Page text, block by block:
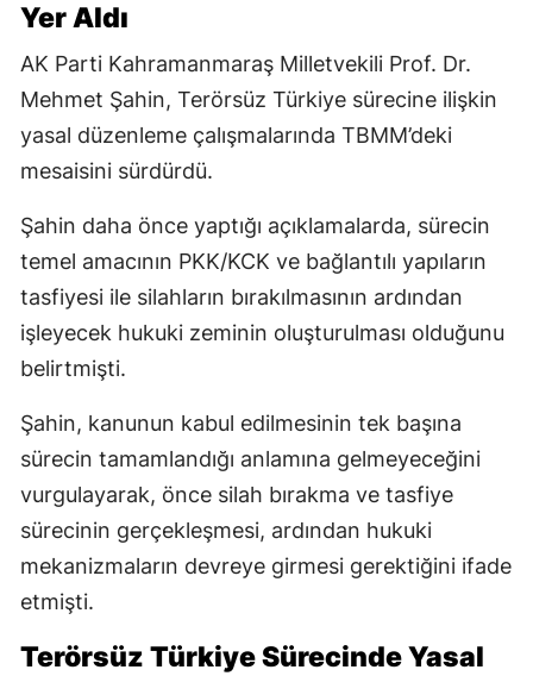
Yer Aldı
AK Parti Kahramanmaraş Milletvekili Prof. Dr.
Mehmet Şahin, Terörsüz Türkiye sürecine ilişkin
yasal düzenleme çalışmalarında TBMM’deki
mesaisini sürdürdü.
Şahin daha önce yaptığı açıklamalarda, sürecin
temel amacının PKK/KCK ve bağlantılı yapıların
tasfiyesi ile silahların bırakılmasının ardından
işleyecek hukuki zeminin oluşturulması olduğunu
belirtmişti.
Şahin, kanunun kabul edilmesinin tek başına
sürecin tamamlandığı anlamına gelmeyeceğini
vurgulayarak, önce silah bırakma ve tasfiye
sürecinin gerçekleşmesi, ardından hukuki
mekanizmaların devreye girmesi gerektiğini ifade
etmişti.
Terörsüz Türkiye Sürecinde Yasal